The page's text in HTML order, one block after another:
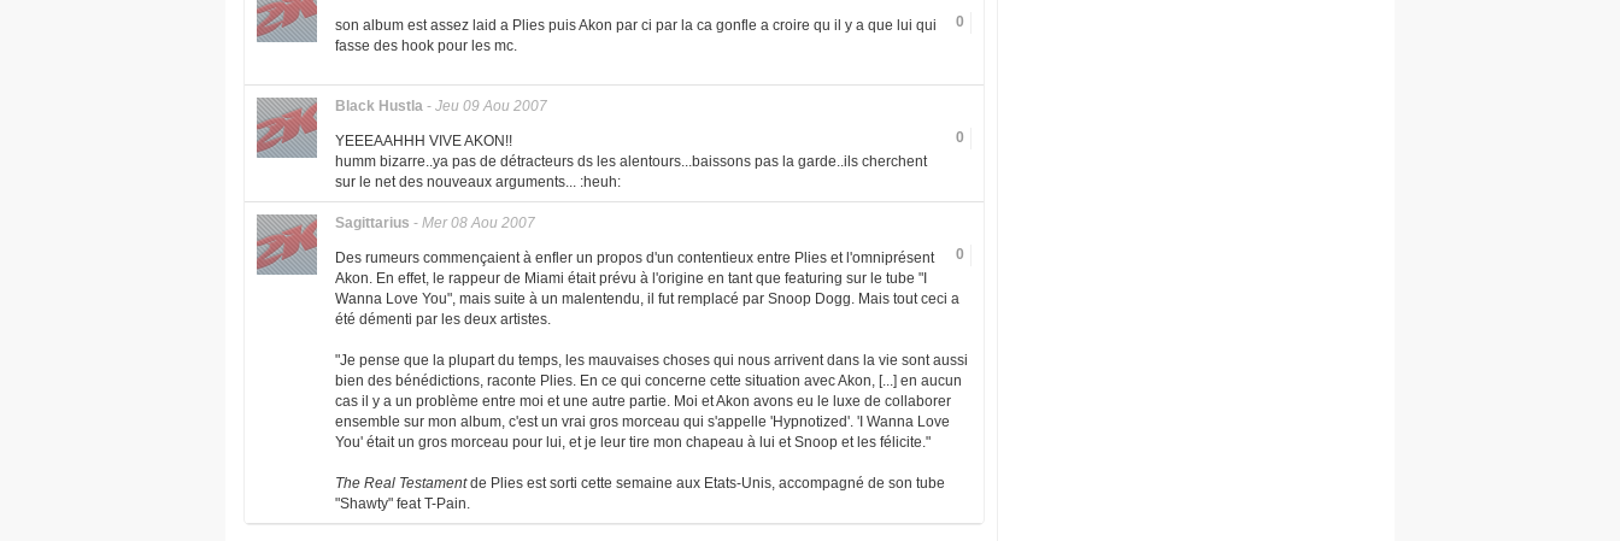
0
son album est assez laid a Plies puis Akon par ci par la ca gonfle a croire qu il y a que lui qui
fasse des hook pour les mc.
Black Hustla - Jeu 09 Aou 2007
0
YEEEAAHHH VIVE AKON!!
humm bizarre..ya pas de détracteurs ds les alentours...baissons pas la garde..ils cherchent
sur le net des nouveaux arguments... :heuh:
Sagittarius - Mer 08 Aou 2007
0
Des rumeurs commençaient à enfler un propos d'un contentieux entre Plies et l'omniprésent
Akon. En effet, le rappeur de Miami était prévu à l'origine en tant que featuring sur le tube "I
Wanna Love You", mais suite à un malentendu, il fut remplacé par Snoop Dogg. Mais tout ceci a
été démenti par les deux artistes.
"Je pense que la plupart du temps, les mauvaises choses qui nous arrivent dans la vie sont aussi
bien des bénédictions, raconte Plies. En ce qui concerne cette situation avec Akon, [...] en aucun
cas il y a un problème entre moi et une autre partie. Moi et Akon avons eu le luxe de collaborer
ensemble sur mon album, c'est un vrai gros morceau qui s'appelle 'Hypnotized'. 'I Wanna Love
You' était un gros morceau pour lui, et je leur tire mon chapeau à lui et Snoop et les félicite."
The Real Testamentde Plies est sorti cette semaine aux Etats-Unis, accompagné de son tube
"Shawty" feat T-Pain.